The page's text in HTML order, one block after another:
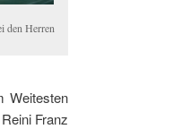
den Herren
Weitesten
Franz